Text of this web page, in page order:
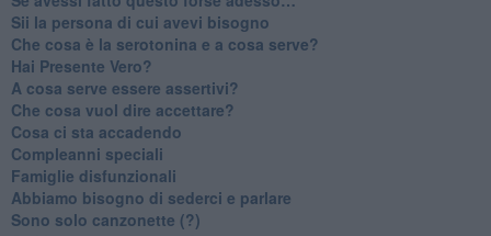
​Sii la persona di cui avevi bisogno
Che cosa è la serotonina e a cosa serve?
​Hai Presente Vero?
A cosa serve essere assertivi?
​Che cosa vuol dire accettare?
​Cosa ci sta accadendo
​Compleanni speciali
​Famiglie disfunzionali
​Abbiamo bisogno di sederci e parlare
Sono solo canzonette (?)